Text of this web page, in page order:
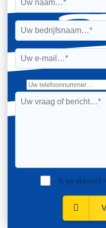
Ik ga akkoord